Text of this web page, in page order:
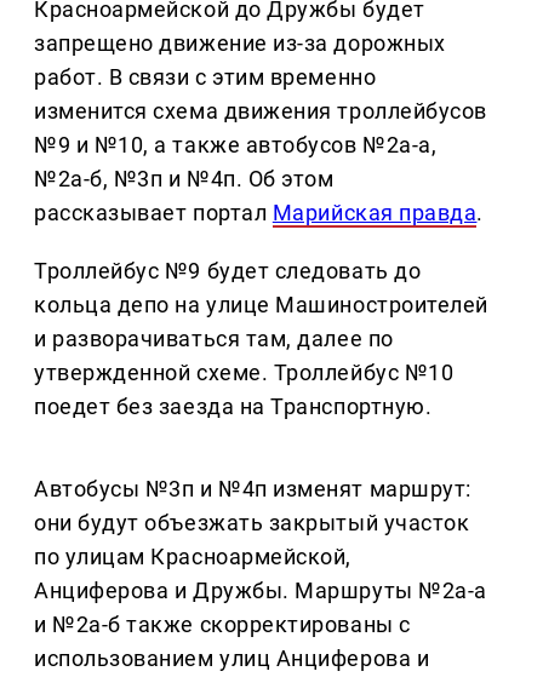
Красноармейской до Дружбы будет
запрещено движение из-за дорожных
работ. В связи с этим временно
изменится схема движения троллейбусов
№9 и №10, а также автобусов №2а-а,
№2а-б, №3п и №4п. Об этом
рассказывает портал Марийская правда.
Троллейбус №9 будет следовать до
кольца депо на улице Машиностроителей
и разворачиваться там, далее по
утвержденной схеме. Троллейбус №10
поедет без заезда на Транспортную.
Автобусы №3п и №4п изменят маршрут:
они будут объезжать закрытый участок
по улицам Красноармейской,
Анциферова и Дружбы. Маршруты №2а-а
и №2а-б также скорректированы с
использованием улиц Анциферова и